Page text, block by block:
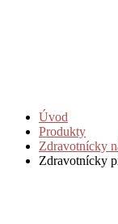
Úvod
Produkty
Zdravotnícky
Zdravotnícky